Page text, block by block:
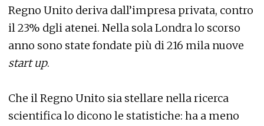
Regno Unito deriva dall’impresa privata, contro
il 23% dgli atenei. Nella sola Londra lo scorso
anno sono state fondate più di 216 mila nuove
start up.
Che il Regno Unito sia stellare nella ricerca
scientifica lo dicono le statistiche: ha a meno